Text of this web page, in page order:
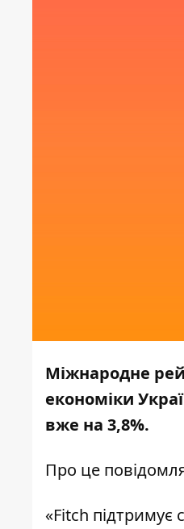
Міжнародне
економіки
вже на 3,8%.
Про це
«Fitch підтримує